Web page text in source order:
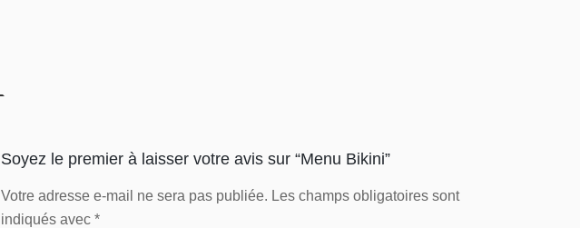
Soyez le premier à laisser votre avis sur “Menu Bikini”
Votre adresse e-mail ne sera pas publiée. Les champs obligatoires sont
indiqués avec *